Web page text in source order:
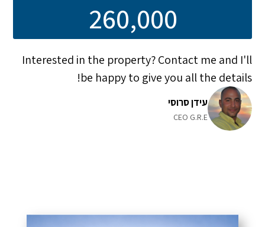
260,000
Interested in the property? Contact me and I'll
be happy to give you all the details!
עידן סרוסי
CEO G.R.E